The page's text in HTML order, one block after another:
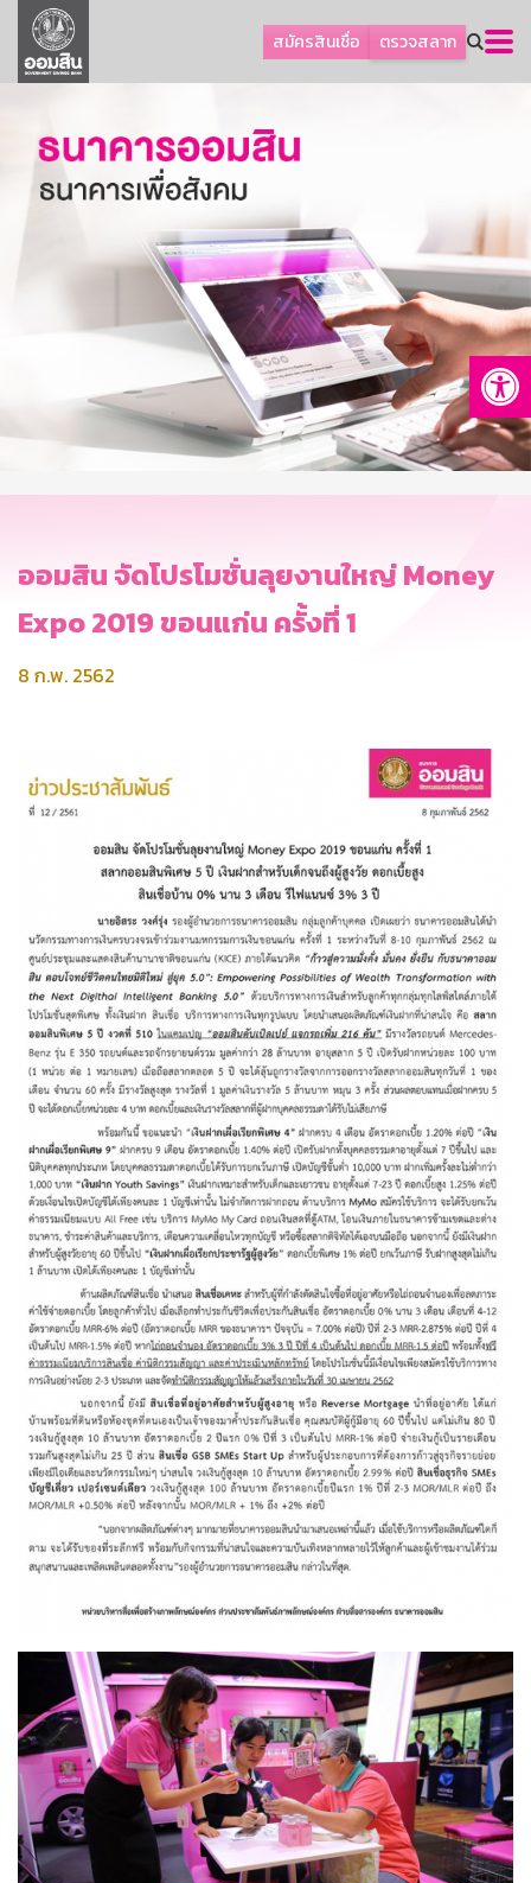
สมัครสินเชื่อ ตรวจสลาก
ลูกค้าธุรกิจ
ลูกค้าผู้ประกอบรายย่อย
ออมเพื่อสุข
เกี่ยวกับธนาคาร
การพัฒนาที่ยั่งยืน
บริการทางการเงิน
ติดต่อเรา
บริการออนไลน์
TH
EN
ออมสิน จัดโปรโมชั่นลุยงานใหญ่ Money
Expo 2019 ขอนแก่น ครั้งที่ 1
8 ก.พ. 2562